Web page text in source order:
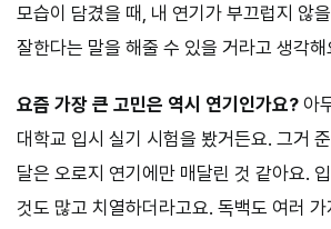
모습이 담겼을 때, 내 연기가 부끄럽지 않
잘한다는 말을 해줄 수 있을 거라고 생각해
요즘 가장 큰 고민은 역시 연기인가요? 아
대학교 입시 실기 시험을 봤거든요. 그거
달은 오로지 연기에만 매달린 것 같아요.
것도 많고 치열하더라고요. 독백도 여러